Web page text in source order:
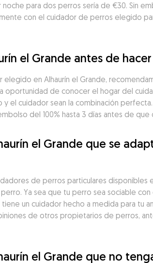
para dos perros sería de €30. Sin
con el cuidador de perros elegido
el Grande antes de
elegido en Alhaurín el Grande,
de conocer el hogar del
cuidador sean la combinación
del 100% hasta 3 días antes de que
el Grande que se
de perros particulares disponibles
Ya sea que tu perro sea sociable
un cuidador hecho a medida para tu
de otros propietarios de perros,
el Grande que no